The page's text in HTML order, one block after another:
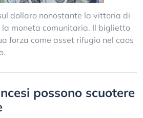
dollaro nonostante la vittoria di
moneta comunitaria. Il biglietto
forza come asset rifugio nel caos
possono scuotere